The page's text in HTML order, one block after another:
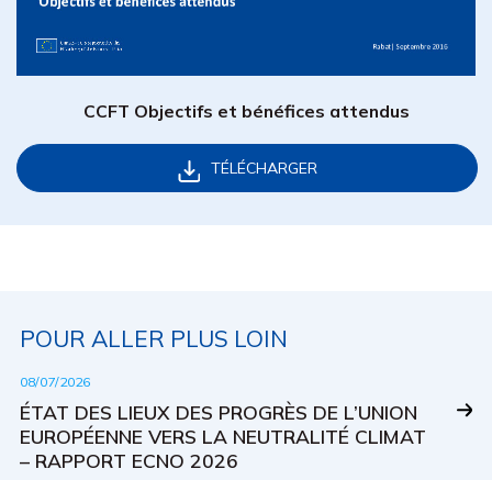
CCFT Objectifs et bénéfices attendus
TÉLÉCHARGER
POUR ALLER PLUS LOIN
08/07/2026
ÉTAT DES LIEUX DES PROGRÈS DE L’UNION
EUROPÉENNE VERS LA NEUTRALITÉ CLIMAT
– RAPPORT ECNO 2026